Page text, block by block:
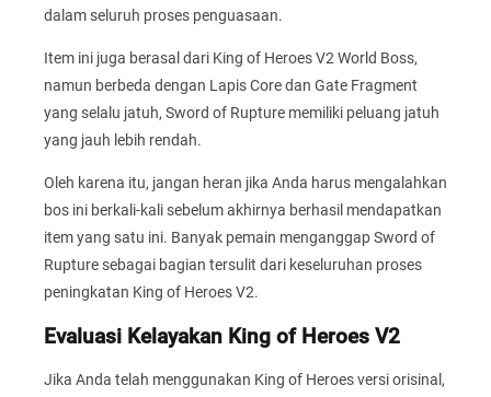
dalam seluruh proses penguasaan.
Item ini juga berasal dari King of Heroes V2 World Boss,
namun berbeda dengan Lapis Core dan Gate Fragment
yang selalu jatuh, Sword of Rupture memiliki peluang jatuh
yang jauh lebih rendah.
Oleh karena itu, jangan heran jika Anda harus mengalahkan
bos ini berkali-kali sebelum akhirnya berhasil mendapatkan
item yang satu ini. Banyak pemain menganggap Sword of
Rupture sebagai bagian tersulit dari keseluruhan proses
peningkatan King of Heroes V2.
Evaluasi Kelayakan King of Heroes V2
Jika Anda telah menggunakan King of Heroes versi orisinal,